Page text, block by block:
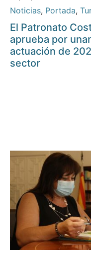
Noticias, Portada,
El Patronato
aprueba por
actuación de
sector